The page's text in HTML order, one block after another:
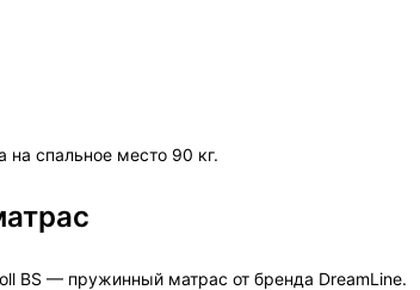
на спальное место 90 кг.
BS — пружинный матрас от бренда DreamLine.